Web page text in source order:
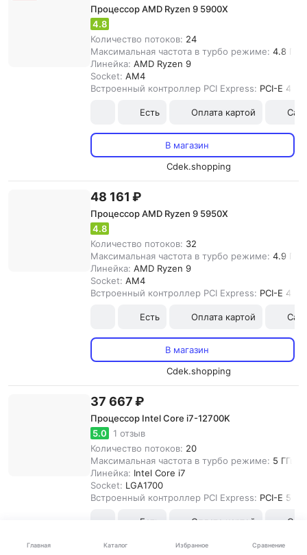
Главная Каталог Избранное Сравнение
Процессор AMD Ryzen 9 5900X
4.8
Количество потоков: 24
Максимальная частота в турбо режиме: 4.8 ГГц
Линейка: AMD Ryzen 9
Socket: AM4
Встроенный контроллер PCI Express: PCI-E 4.0
Есть Оплата картой
В магазин
Cdek.shopping
48 161 ₽
Процессор AMD Ryzen 9 5950X
4.8
Количество потоков: 32
Максимальная частота в турбо режиме: 4.9 ГГц
Линейка: AMD Ryzen 9
Socket: AM4
Встроенный контроллер PCI Express: PCI-E 4.0
Есть Оплата картой
В магазин
Cdek.shopping
37 667 ₽
Процессор Intel Core i7-12700K
5.0
1 отзыв
Количество потоков: 20
Максимальная частота в турбо режиме: 5 ГГц
Линейка: Intel Core i7
Socket: LGA1700
Встроенный контроллер PCI Express: PCI-E 5.0
Есть Оплата картой